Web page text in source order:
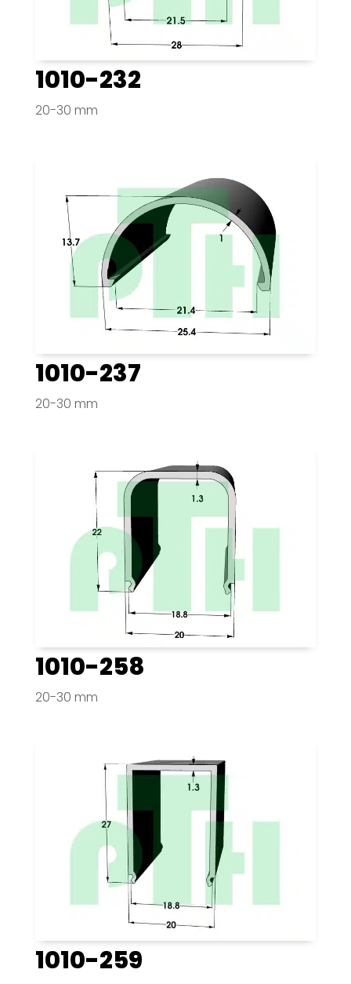
1010-232
20-30 mm
1010-237
20-30 mm
1010-258
20-30 mm
1010-259